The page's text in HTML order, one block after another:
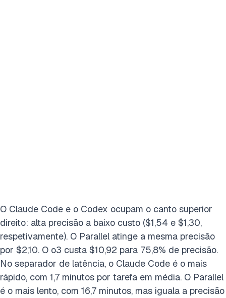
O Claude Code e o Codex ocupam o canto superior
direito: alta precisão a baixo custo ($1,54 e $1,30,
respetivamente). O Parallel atinge a mesma precisão
por $2,10. O o3 custa $10,92 para 75,8% de precisão.
No separador de latência, o Claude Code é o mais
rápido, com 1,7 minutos por tarefa em média. O Parallel
é o mais lento, com 16,7 minutos, mas iguala a precisão